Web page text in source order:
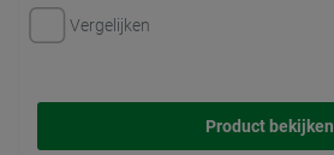
Vergelijken
Product bekijken